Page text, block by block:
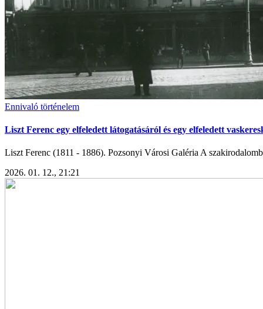
Ennivaló történelem
Liszt Ferenc egy elfeledett látogatásáról és egy elfeledett
Liszt Ferenc (1811 - 1886). Pozsonyi Városi Galéria A
2026. 01. 12., 21:21